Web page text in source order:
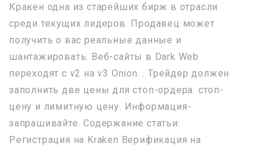
Кракен одна из старейших бирж в отрасли
среди текущих лидеров. Продавец может
получить о вас реальные данные и
шантажировать. Веб-сайты в Dark Web
переходят с v2 на v3 Onion. . Трейдер должен
заполнить две цены для стоп-ордера: стоп-
цену и лимитную цену. Информация-
запрашивайте. Содержание статьи:
Регистрация на Kraken Верификация на